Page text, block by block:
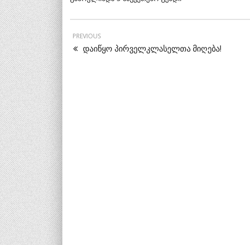
PREVIOUS
დაიწყო პირველკლასელთა მიღება!